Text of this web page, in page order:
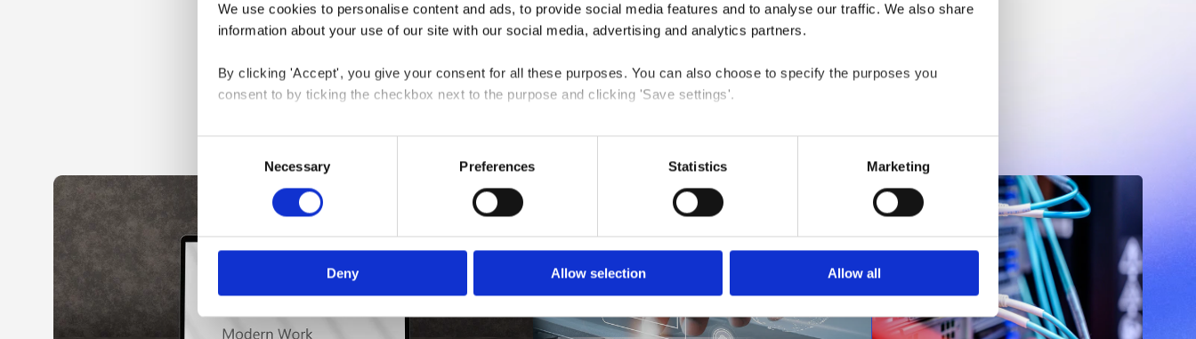
We use cookies to personalise content and ads, to provide social media features and to analyse our traffic. We also share
information about your use of our site with our social media, advertising and analytics partners.
By clicking 'Accept', you give your consent for all these purposes. You can also choose to specify the purposes you
consent to by ticking the checkbox next to the purpose and clicking 'Save settings'.
You may withdraw your consent at any time by clicking the small icon at the bottom right corner of the website.
clicking the
link .
Necessary Preferences Statistics Marketing
Deny Allow selection Allow all
Se flere af vores ydelser